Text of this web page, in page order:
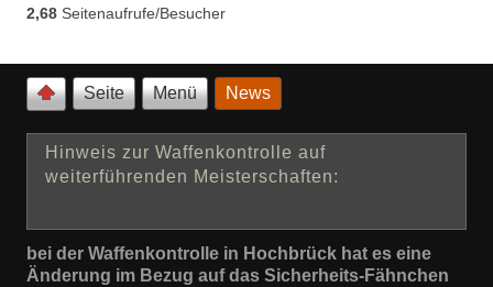
2,68 Seitenaufrufe/Besucher
Seite Menü News
Hinweis zur Waffenkontrolle auf
weiterführenden Meisterschaften:
bei der Waffenkontrolle in Hochbrück hat es eine
Änderung im Bezug auf das Sicherheits-Fähnchen